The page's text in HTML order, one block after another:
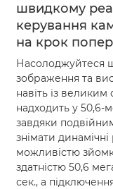
швидкому
керування
на крок
Насолоджуйтеся
зображення та
навіть із
надходить у 50,6-
завдяки
знімати
можливістю
здатністю 50,6
сек., а